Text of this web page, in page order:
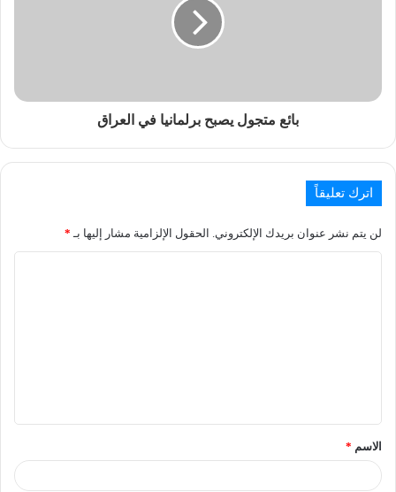
بائع متجول يصبح برلمانيا في العراق
اترك تعليقاً
لن يتم نشر عنوان بريدك الإلكتروني. الحقول الإلزامية مشار إليها بـ *
الاسم *